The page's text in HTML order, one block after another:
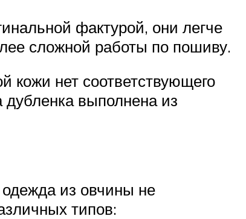
фактурой, они легче
сложной работы по пошиву.
кожи нет соответствующего
выполнена из
из овчины не
типов: